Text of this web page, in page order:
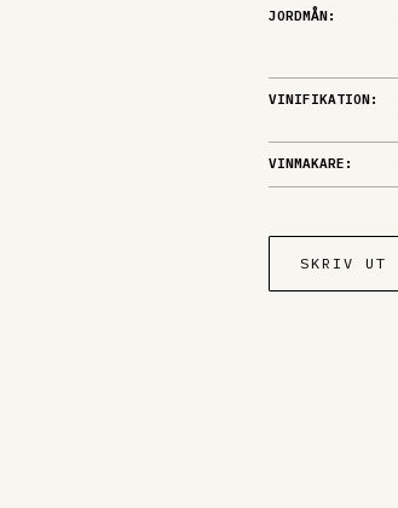
JORDMÅN:
VINIFIKATION:
VINMAKARE:
SKRIV UT